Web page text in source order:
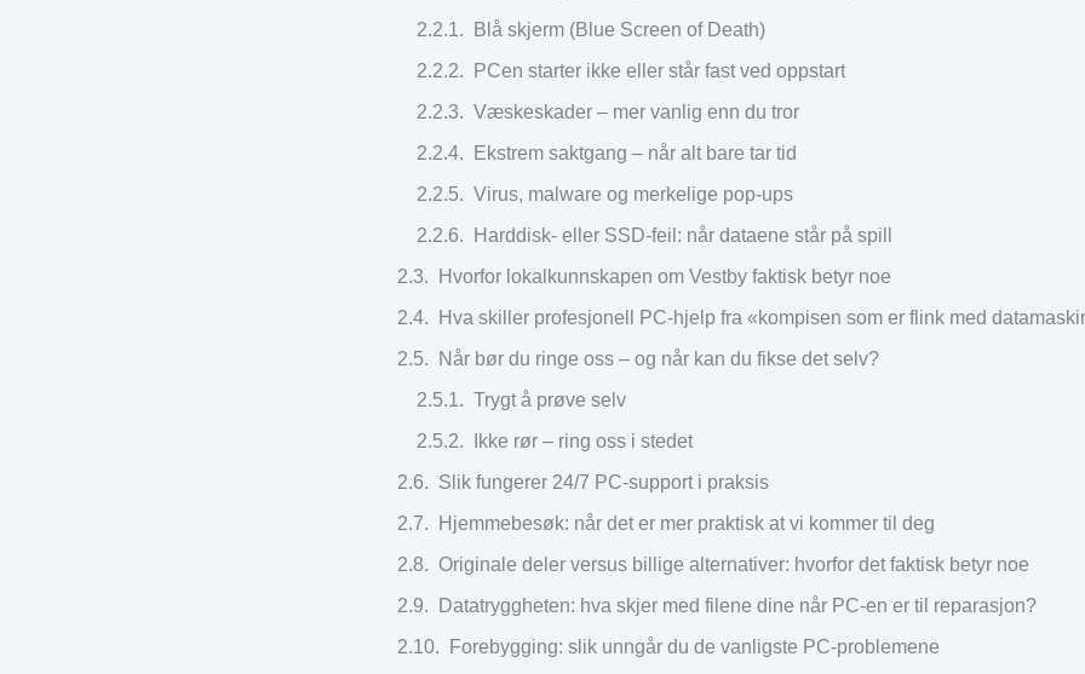
Blå skjerm (Blue Screen of Death)
PCen starter ikke eller står fast ved oppstart
Væskeskader – mer vanlig enn du tror
Ekstrem saktgang – når alt bare tar tid
Virus, malware og merkelige pop-ups
Harddisk- eller SSD-feil: når dataene står på spill
Hvorfor lokalkunnskapen om Vestby faktisk betyr noe
Hva skiller profesjonell PC-hjelp fra «kompisen som er flink med
Når bør du ringe oss – og når kan du fikse det selv?
Trygt å prøve selv
Ikke rør – ring oss i stedet
Slik fungerer 24/7 PC-support i praksis
Hjemmebesøk: når det er mer praktisk at vi kommer til deg
Originale deler versus billige alternativer: hvorfor det faktisk betyr noe
Datatryggheten: hva skjer med filene dine når PC-en er til reparasjon?
Forebygging: slik unngår du de vanligste PC-problemene